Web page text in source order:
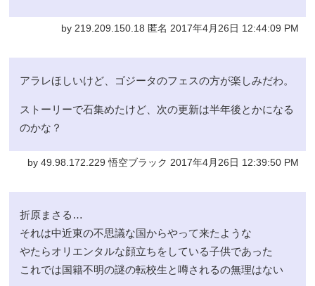
by 219.209.150.18 匿名 2017年4月26日 12:44:09 PM
アラレほしいけど、ゴジータのフェスの方が楽しみだわ。
ストーリーで石集めたけど、次の更新は半年後とかになる
のかな？
by 49.98.172.229 悟空ブラック 2017年4月26日 12:39:50 PM
折原まさる…
それは中近東の不思議な国からやって来たような
やたらオリエンタルな顔立ちをしている子供であった
これでは国籍不明の謎の転校生と噂されるの無理はない